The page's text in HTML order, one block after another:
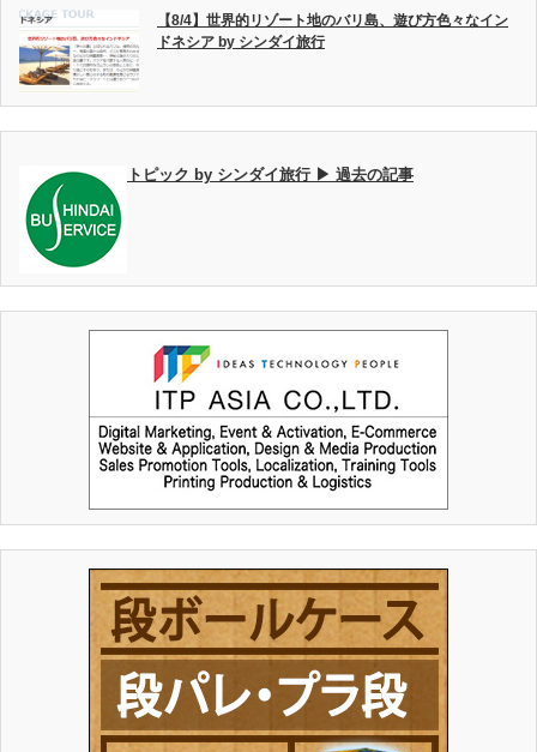
【8/4】世界的リゾート地のバリ島、遊び方色々なイン
ドネシア by シンダイ旅行
トピック by シンダイ旅行 ▶ 過去の記事